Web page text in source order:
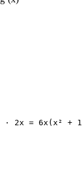
2x = 6x(x² +